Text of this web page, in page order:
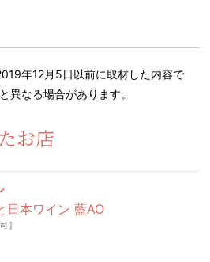
年12月5日以前に取材した内容で
異なる場合があります。
お店
日本ワイン 藍AO
]